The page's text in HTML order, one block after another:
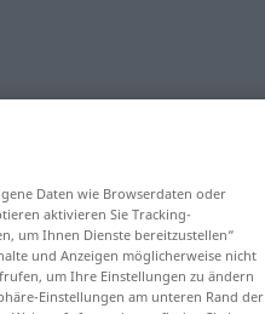
Daten wie Browserdaten oder
aktivieren Sie Tracking-
um Ihnen Dienste bereitzustellen“
und Anzeigen möglicherweise nicht
um Ihre Einstellungen zu ändern
Einstellungen am unteren Rand der